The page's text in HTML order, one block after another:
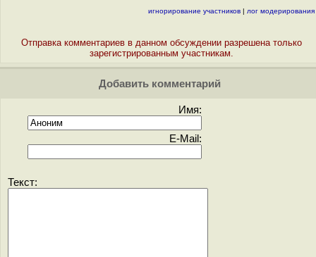
игнорирование участников | лог модерирования
Отправка комментариев в данном обсуждении разрешена только
зарегистрированным участникам.
Добавить комментарий
Имя:
E-Mail:
Текст: